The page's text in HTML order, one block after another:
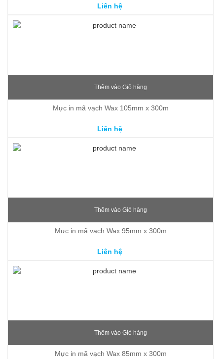
Liên hệ
Thêm vào Giỏ hàng
Mực in mã vạch Wax 105mm x 300m
Liên hệ
Thêm vào Giỏ hàng
Mực in mã vạch Wax 95mm x 300m
Liên hệ
Thêm vào Giỏ hàng
Mực in mã vạch Wax 85mm x 300m